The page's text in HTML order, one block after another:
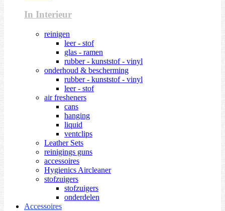
In Interieur
reinigen
leer - stof
glas - ramen
rubber - kunststof - vinyl
onderhoud & bescherming
rubber - kunststof - vinyl
leer - stof
air fresheners
cans
hanging
liquid
ventclips
Leather Sets
reinigings guns
accessoires
Hygienics Aircleaner
stofzuigers
stofzuigers
onderdelen
Accessoires